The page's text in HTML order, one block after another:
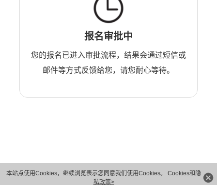
本站点使用Cookies，继续浏览表示您同意我们使用Cookies。 Cookies和隐
私政策>
报名审批中
您的报名已进入审批流程，结果会通过短信或
邮件等方式反馈给您，请您耐心等待。
版权所有 © 华为技术有限公司 1998-2026。 保留一切权利。粤A2-20044005号